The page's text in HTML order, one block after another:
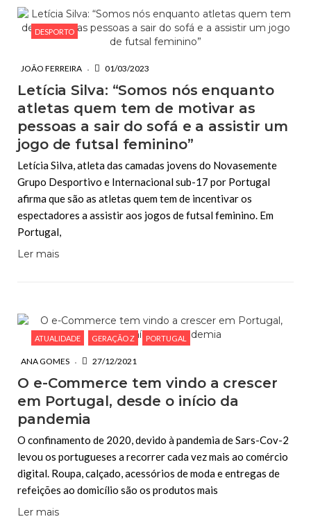
DESPORTO
JOÃO FERREIRA 01/03/2023
Letícia Silva: “Somos nós enquanto
atletas quem tem de motivar as
pessoas a sair do sofá e a assistir um
jogo de futsal feminino”
Letícia Silva, atleta das camadas jovens do Novasemente
Grupo Desportivo e Internacional sub-17 por Portugal
afirma que são as atletas quem tem de incentivar os
espectadores a assistir aos jogos de futsal feminino. Em
Portugal,
Ler mais
ATUALIDADE GERAÇÃO Z PORTUGAL
ANA GOMES 27/12/2021
O e-Commerce tem vindo a crescer
em Portugal, desde o início da
pandemia
O confinamento de 2020, devido à pandemia de Sars-Cov-2
levou os portugueses a recorrer cada vez mais ao comércio
digital. Roupa, calçado, acessórios de moda e entregas de
refeições ao domicílio são os produtos mais
Ler mais